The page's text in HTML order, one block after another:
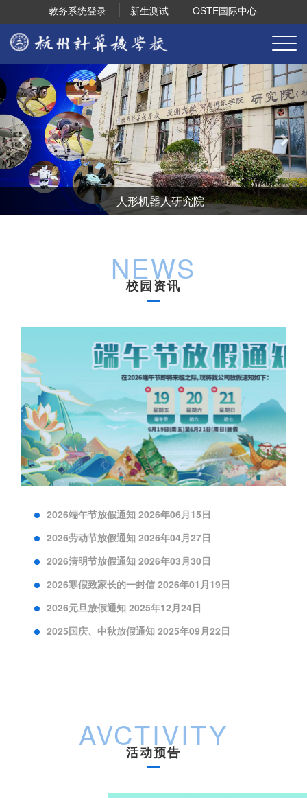
教务系统登录 新生测试 OSTE国际中心
上
一
页
下
一
页
2024年“一技成”天赋教育联盟研讨会
NEWS
校园资讯
2026端午节放假通知 2026年06月15日
2026劳动节放假通知 2026年04月27日
2026清明节放假通知 2026年03月30日
2026寒假致家长的一封信 2026年01月19日
2026元旦放假通知 2025年12月24日
2025国庆、中秋放假通知 2025年09月22日
AVCTIVITY
活动预告